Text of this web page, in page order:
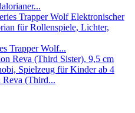
Trapper Wolf...
Reva (Third...